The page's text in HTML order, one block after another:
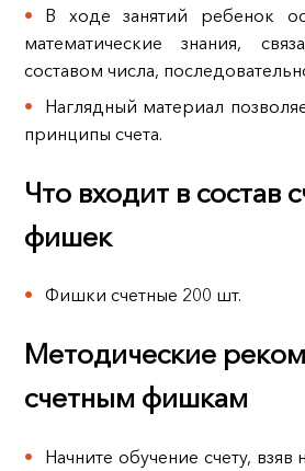
В ходе занятий ребенок
математические знания,
составом числа,
Наглядный материал
принципы счета.
Что входит в состав
фишек
Фишки счетные 200 шт.
Методические
счетным фишкам
Начните обучение счету,